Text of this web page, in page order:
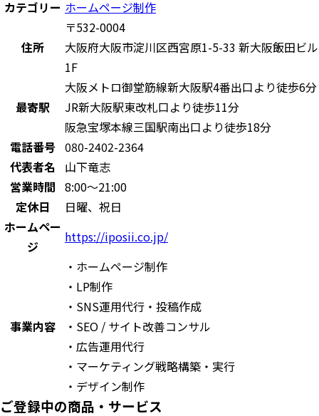
カテゴリー ホームページ制作
住所
〒532-0004
大阪府大阪市淀川区西宮原1-5-33 新大阪飯田ビル
1F
最寄駅
大阪メトロ御堂筋線新大阪駅4番出口より徒歩6分
JR新大阪駅東改札口より徒歩11分
阪急宝塚本線三国駅南出口より徒歩18分
電話番号 080-2402-2364
代表者名
山下竜志
営業時間 8:00～21:00
定休日
日曜、祝日
ホームペー
ジ
https://iposii.co.jp/
事業内容
・ホームページ制作
・LP制作
・SNS運用代行・投稿作成
・SEO / サイト改善コンサル
・広告運用代行
・マーケティング戦略構築・実行
・デザイン制作
ご登録中の商品・サービス